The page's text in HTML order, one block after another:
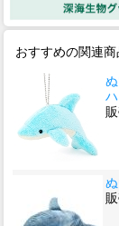
おすすめの関連商